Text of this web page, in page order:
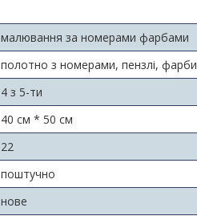
малювання за номерами фарбами
полотно з номерами, пензлі, фарби
4 з 5-ти
40 см * 50 см
22
поштучно
нове